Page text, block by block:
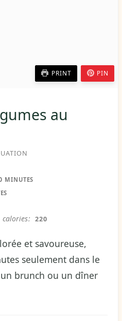
PRINT PIN
au
MINUTES
MINUTES
calories 220
et savoureuse,
seulement dans le
brunch ou un dîner